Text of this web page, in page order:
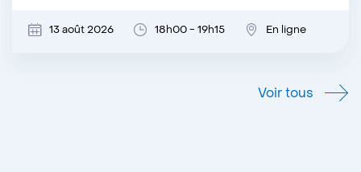
13 août 2026 18h00 - 19h15 En ligne
Voir tous